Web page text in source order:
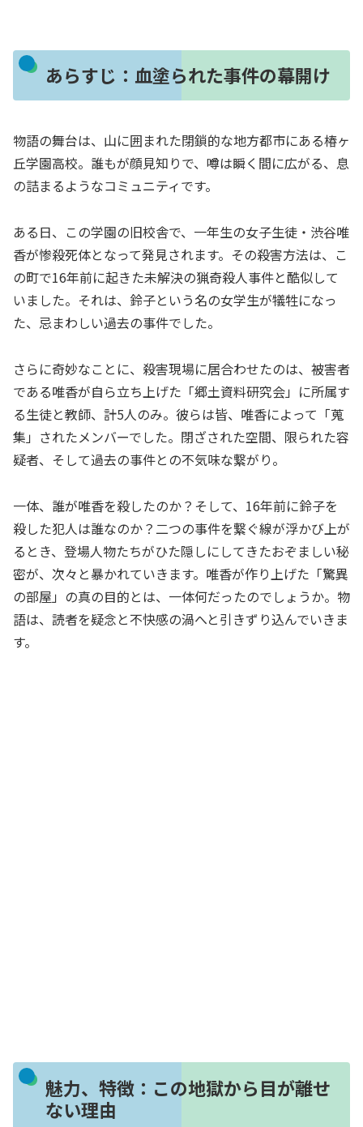
あらすじ：血塗られた事件の幕開け
物語の舞台は、山に囲まれた閉鎖的な地方都市にある椿ヶ
丘学園高校。誰もが顔見知りで、噂は瞬く間に広がる、息
の詰まるようなコミュニティです。
ある日、この学園の旧校舎で、一年生の女子生徒・渋谷唯
香が惨殺死体となって発見されます。その殺害方法は、こ
の町で16年前に起きた未解決の猟奇殺人事件と酷似して
いました。それは、鈴子という名の女学生が犠牲になっ
た、忌まわしい過去の事件でした。
さらに奇妙なことに、殺害現場に居合わせたのは、被害者
である唯香が自ら立ち上げた「郷土資料研究会」に所属す
る生徒と教師、計5人のみ。彼らは皆、唯香によって「蒐
集」されたメンバーでした。閉ざされた空間、限られた容
疑者、そして過去の事件との不気味な繋がり。
一体、誰が唯香を殺したのか？そして、16年前に鈴子を
殺した犯人は誰なのか？二つの事件を繋ぐ線が浮かび上が
るとき、登場人物たちがひた隠しにしてきたおぞましい秘
密が、次々と暴かれていきます。唯香が作り上げた「驚異
の部屋」の真の目的とは、一体何だったのでしょうか。物
語は、読者を疑念と不快感の渦へと引きずり込んでいきま
す。
魅力、特徴：この地獄から目が離せ
ない理由